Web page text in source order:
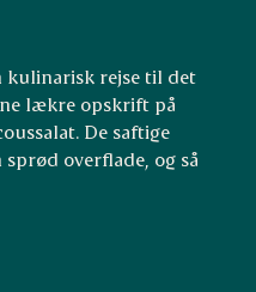
kulinarisk rejse til det
lækre opskrift på
De saftige
overflade, og så